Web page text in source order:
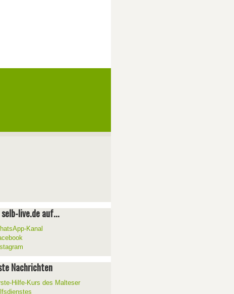
selb-live.de auf...
Kanal
Nachrichten
Hilfe-Kurs des Malteser